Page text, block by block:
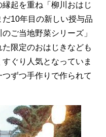
起を重ね「柳川おはじ
10年目の新しい授与品
ご当地野菜シリーズ」
限定のおはじきなども
ぐり人気となっていま
ずつ手作りで作られて